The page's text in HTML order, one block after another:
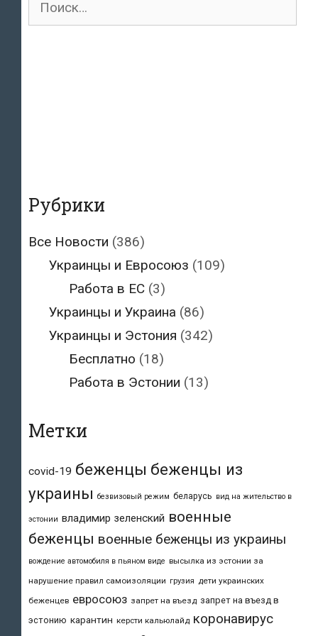
Рубрики
Все Новости (386)
Украинцы и Евросоюз (109)
Работа в ЕС (3)
Украинцы и Украина (86)
Украинцы и Эстония (342)
Бесплатно (18)
Работа в Эстонии (13)
Метки
covid-19 беженцы беженцы из
украины безвизовый режим беларусь вид на жительство в
эстонии владимир зеленский военные
беженцы военные беженцы из украины
вождение автомобиля в пьяном виде высылка из эстонии за
нарушение правил самоизоляции грузия дети украинских
беженцев евросоюз запрет на въезд запрет на въезд в
эстонию карантин керсти кальюлайд коронавирус